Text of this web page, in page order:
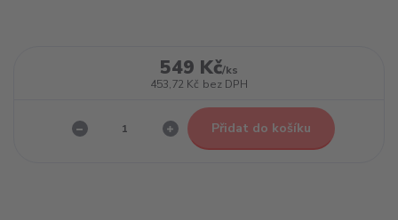
549 Kč/ks
453,72 Kč bez DPH
Přidat do košíku